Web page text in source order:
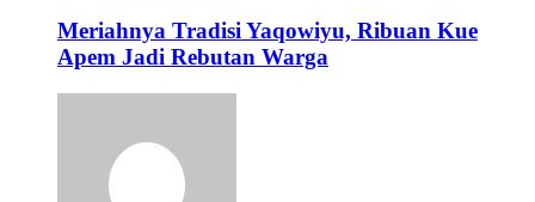
Meriahnya Tradisi Yaqowiyu, Ribuan Kue
Apem Jadi Rebutan Warga